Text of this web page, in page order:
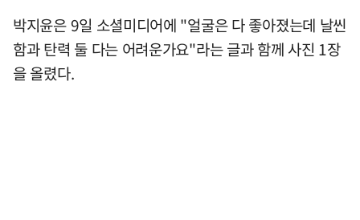
박지윤은 9일 소셜미디어에 "얼굴은 다 좋아졌는데 날씬
함과 탄력 둘 다는 어려운가요"라는 글과 함께 사진 1장
을 올렸다.